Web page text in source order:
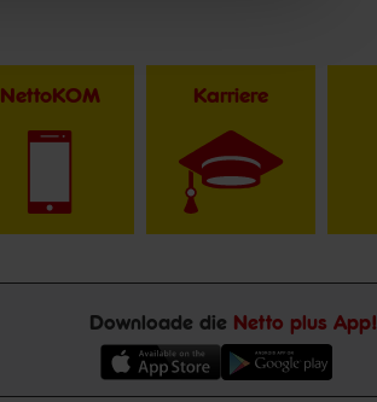
NettoKOM Karriere
Downloade die Netto plus App!